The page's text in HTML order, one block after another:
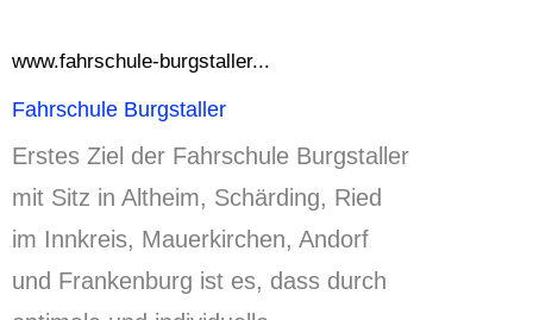
www.fahrschule-burgstaller...
Fahrschule Burgstaller
Erstes Ziel der Fahrschule Burgstaller
mit Sitz in Altheim, Schärding, Ried
im Innkreis, Mauerkirchen, Andorf
und Frankenburg ist es, dass durch